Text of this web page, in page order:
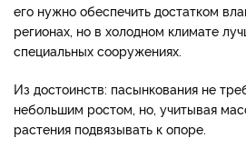
его нужно обеспечить достатком
регионах, но в холодном климате
специальных сооружениях.
Из достоинств: пасынкования не
небольшим ростом, но, учитывая
растения подвязывать к опоре.